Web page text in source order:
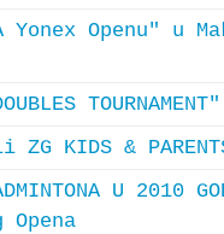
Yonex Openu" u
KIDS &
U 2010